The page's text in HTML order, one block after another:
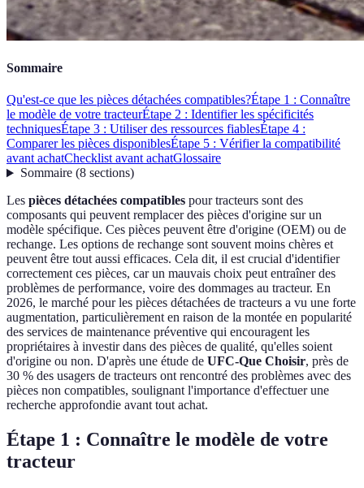
Sommaire
Qu'est-ce que les pièces détachées compatibles?Étape 1 : Connaître
le modèle de votre tracteurÉtape 2 : Identifier les spécificités
techniquesÉtape 3 : Utiliser des ressources fiablesÉtape 4 :
Comparer les pièces disponiblesÉtape 5 : Vérifier la compatibilité
avant achatChecklist avant achatGlossaire
Sommaire(8 sections)
Les pièces détachées compatibles pour tracteurs sont des
composants qui peuvent remplacer des pièces d'origine sur un
modèle spécifique. Ces pièces peuvent être d'origine (OEM) ou de
rechange. Les options de rechange sont souvent moins chères et
peuvent être tout aussi efficaces. Cela dit, il est crucial d'identifier
correctement ces pièces, car un mauvais choix peut entraîner des
problèmes de performance, voire des dommages au tracteur. En
2026, le marché pour les pièces détachées de tracteurs a vu une forte
augmentation, particulièrement en raison de la montée en popularité
des services de maintenance préventive qui encouragent les
propriétaires à investir dans des pièces de qualité, qu'elles soient
d'origine ou non. D'après une étude de UFC-Que Choisir, près de
30 % des usagers de tracteurs ont rencontré des problèmes avec des
pièces non compatibles, soulignant l'importance d'effectuer une
recherche approfondie avant tout achat.
Étape 1 : Connaître le modèle de votre
tracteur